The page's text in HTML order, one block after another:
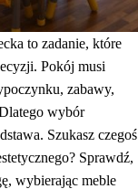
to zadanie, które
Pokój musi
zabawy,
wybór
Szukasz czegoś
Sprawdź,
wybierając meble